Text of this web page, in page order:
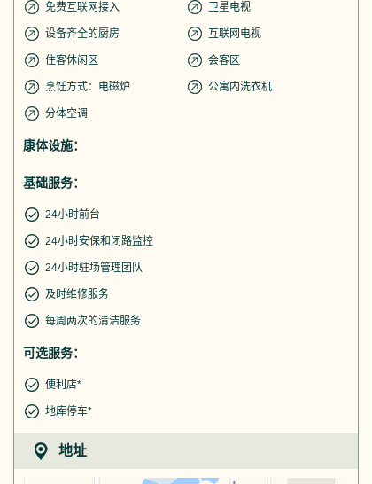
免费互联网接入 卫星电视
设备齐全的厨房 互联网电视
住客休闲区 会客区
烹饪方式：电磁炉 公寓内洗衣机
分体空调
康体设施：
基础服务：
24小时前台
24小时安保和闭路监控
24小时驻场管理团队
及时维修服务
每周两次的清洁服务
可选服务：
便利店*
地库停车*
地址